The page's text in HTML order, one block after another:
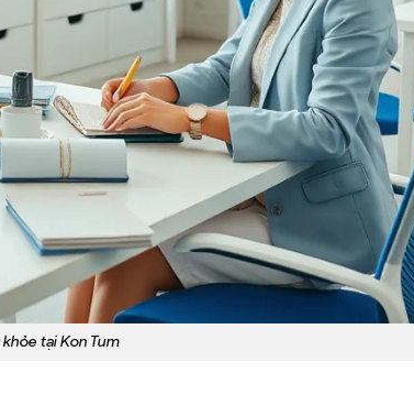
tại Kon Tum